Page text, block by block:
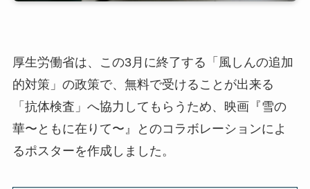
厚生労働省は、この3月に終了する「風しんの追加
的対策」の政策で、無料で受けることが出来る
「抗体検査」へ協力してもらうため、映画『雪の
華〜ともに在りて〜』とのコラボレーションによ
るポスターを作成しました。